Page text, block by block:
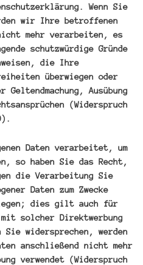
Wenn Sie
wir Ihre betroffenen
nicht mehr verarbeiten, es
schutzwürdige Gründe
die Ihre
überwiegen oder
Ausübung
(Widerspruch
Daten verarbeitet, um
so haben Sie das Recht,
die Verarbeitung Sie
Daten zum Zwecke
dies gilt auch für
solcher Direktwerbung
widersprechen, werden
anschließend nicht mehr
verwendet (Widerspruch